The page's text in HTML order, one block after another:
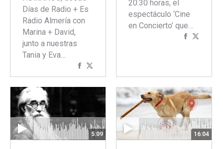
Días de Radio + Es
Radio Almería con
Marina + David,
junto a nuestras
Tania y Eva…
Compartir
con
Facebook
con
Twitter
20:30 horas, el
espectáculo ‘Cine
en Concierto’ que…
Compartir
5:09 16:04